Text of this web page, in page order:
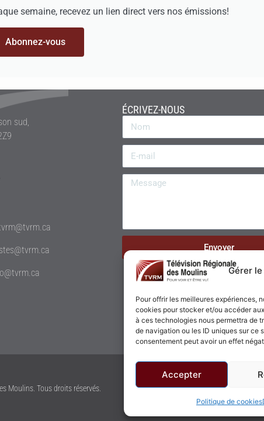
Gérer
Pour offrir les meilleures expériences,
cookies pour stocker et/ou accéder
à ces technologies nous permettra de
de navigation ou les ID uniques sur ce
consentement peut avoir un effet
Accepter
Politique de cookies
semaine, recevez un lien direct vers nos émissions!
Abonnez-vous
sud,
ÉCRIVEZ-NOUS
Envoyer
Moulins. Tous droits réservés.